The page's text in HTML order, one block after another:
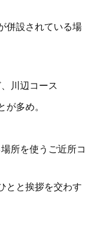
設されている場
川辺コース
多め。
所を使うご近所コ
と挨拶を交わす